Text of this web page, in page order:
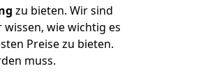
zu bieten. Wir sind
wie wichtig es
Preise zu bieten.
muss.